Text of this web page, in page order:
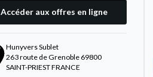
Accéder aux offres en ligne
Hunyvers Sublet
263 route de Grenoble 69800
SAINT-PRIEST FRANCE